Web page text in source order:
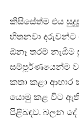
කිසිසේත්ම එය
හිතනවා දරුවන්ට
ඕනෑ තරම් නැඹීම
සම්පූර්ණයෙන්ම
කතා කළා ආහාර
යොමු කළ විට ඇති
පිළිබඳව. බලන